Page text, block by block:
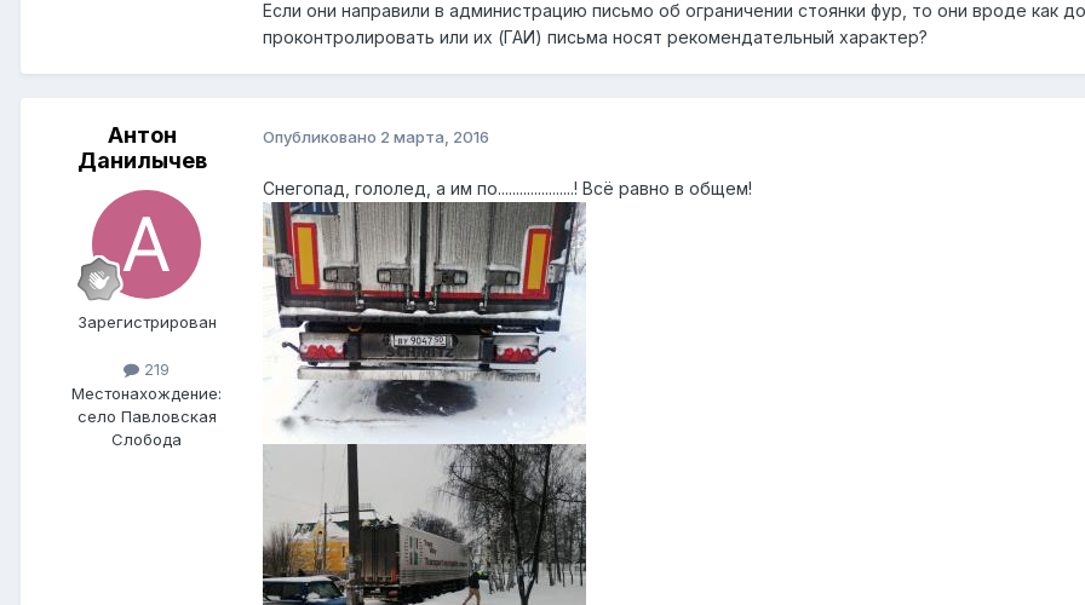
Если они направили в администрацию письмо об ограничении стоянки фур, то они вроде как
проконтролировать или их (ГАИ) письма носят рекомендательный характер?
Антон
Данилычев
Зарегистрирован
219
Местонахождение:
село Павловская
Слобода
Опубликовано 2 марта, 2016
Снегопад, гололед, а им по.....................! Всё равно в общем!